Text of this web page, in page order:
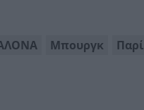
Μπουργκ Παρί